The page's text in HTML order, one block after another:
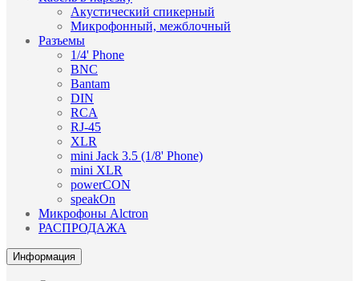
Акустический спикерный
Микрофонный, межблочный
Разъемы
1/4' Phone
BNC
Bantam
DIN
RCA
RJ-45
XLR
mini Jack 3.5 (1/8' Phone)
mini XLR
powerCON
speakOn
Микрофоны Alctron
РАСПРОДАЖА
Информация